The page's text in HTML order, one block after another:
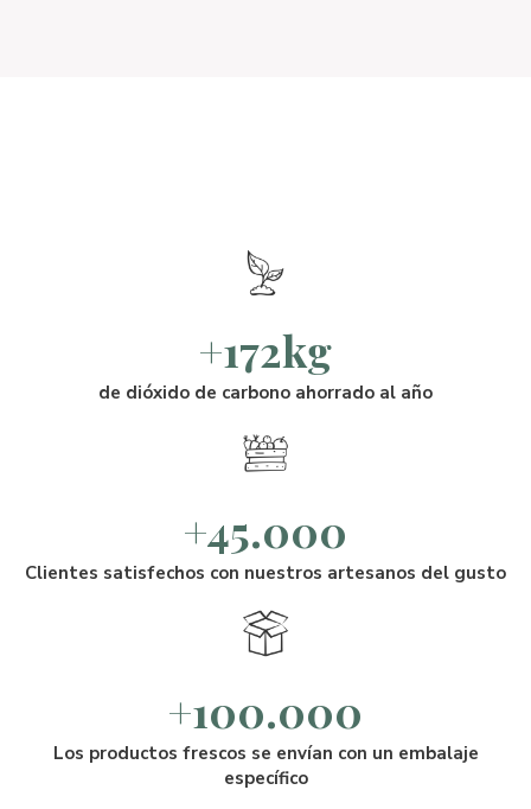
+172kg
de dióxido de carbono ahorrado al año
+45.000
Clientes satisfechos con nuestros artesanos del gusto
+100.000
Los productos frescos se envían con un embalaje
específico